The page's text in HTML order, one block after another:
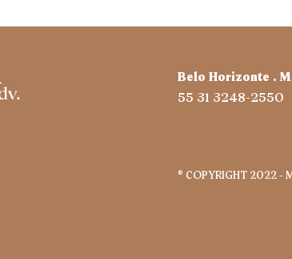
Belo Horizonte .
55 31 3248-2550
® COPYRIGHT 2022 –